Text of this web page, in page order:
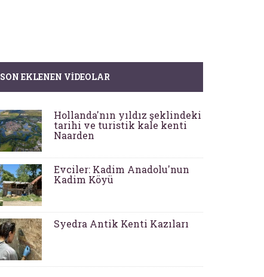
SON EKLENEN VIDEOLAR
Hollanda'nın yıldız şeklindeki
tarihi ve turistik kale kenti
Naarden
Evciler: Kadim Anadolu'nun
Kadim Köyü
Syedra Antik Kenti Kazıları